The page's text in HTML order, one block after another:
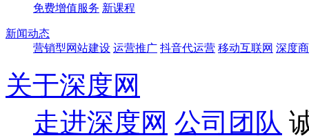
免费增值服务 新课程
新闻动态
营销型网站建设 运营推广 抖音代运营 移动互联网 深度
关于深度网
走进深度网 公司团队